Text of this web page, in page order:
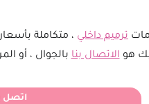
ترميم داخلي ، متكاملة
هوالاتصال بنابالجوال ، أو
اتصل